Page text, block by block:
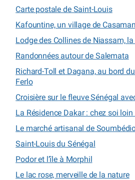
Carte postale de Saint-Louis
Kafountine, un village de
Lodge des Collines de Niassam,
Randonnées autour de Salemata
Richard-Toll et Dagana, au bord
Ferlo
Croisière sur le fleuve Sénégal
La Résidence Dakar : chez soi loin
Le marché artisanal de
Saint-Louis du Sénégal
Podor et l’île à Morphil
Le lac rose, merveille de la nature